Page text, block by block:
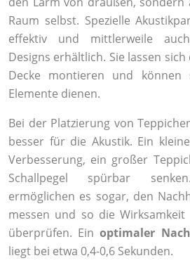
Raum selbst. Spezielle
effektiv und mittlerweile
Designs erhältlich. Sie lassen
Decke montieren und können
Elemente dienen.
Bei der Platzierung von
besser für die Akustik. Ein
Verbesserung, ein großer
Schallpegel spürbar
ermöglichen es sogar, den
messen und so die
überprüfen. Einoptimaler
liegt bei etwa 0,4-0,6 Sekunden.